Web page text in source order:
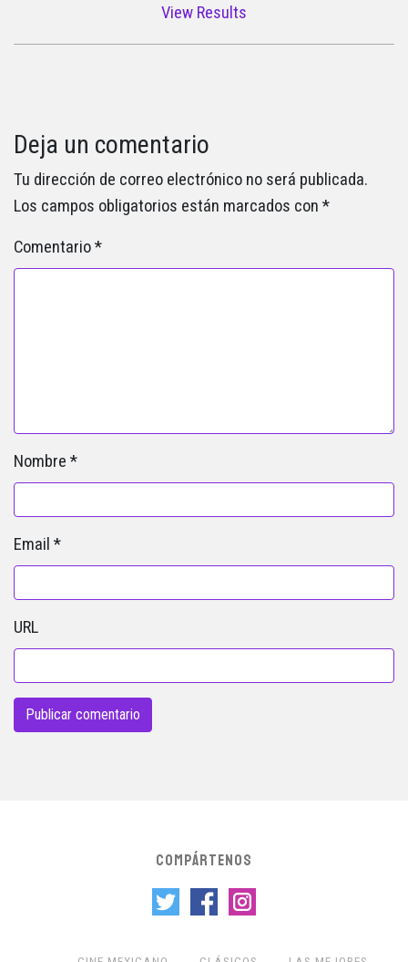
View Results
Deja un comentario
Tu dirección de correo electrónico no será publicada.
Los campos obligatorios están marcados con *
Comentario*
Nombre *
Email *
URL
COMPÁRTENOS